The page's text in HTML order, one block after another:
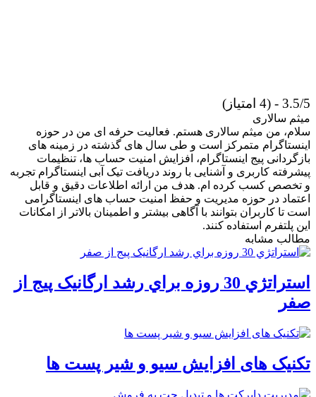
3.5/5 - (4 امتیاز)
میثم سالاری
سلام، من میثم سالاری هستم. فعالیت حرفه ای من در حوزه
اینستاگرام متمرکز است و طی سال های گذشته در زمینه های
بازگردانی پیج اینستاگرام، افزایش امنیت حساب ها، تنظیمات
پیشرفته کاربری و آشنایی با روند دریافت تیک آبی اینستاگرام تجربه
و تخصص کسب کرده ام. هدف من ارائه اطلاعات دقیق و قابل
اعتماد در حوزه مدیریت و حفظ امنیت حساب های اینستاگرامی
است تا کاربران بتوانند با آگاهی بیشتر و اطمینان بالاتر از امکانات
این پلتفرم استفاده کنند.
مطالب مشابه
استراتژي 30 روزه براي رشد ارگانيک پيج از
صفر
تکنیک های افزایش سیو و شیر پست ها